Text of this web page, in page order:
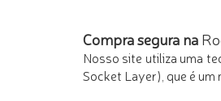
Compra segura na
Nosso site utiliza uma
Socket Layer), que é